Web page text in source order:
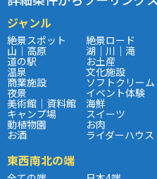
ジャンル
絶景スポット 絶景ロード
山｜高原 湖｜川｜滝
道の駅 お土産
温泉 文化施設
商業施設 ソフトクリーム
夜景 イベント体験
美術館｜資料館 海鮮
キャンプ場 スイーツ
動植物園 お肉
お酒 ライダーハウス
東西南北の端